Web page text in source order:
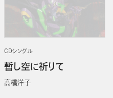
CDシングル
暫し空に祈りて
高橋洋子